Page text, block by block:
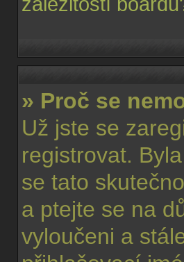
» Proč se
Už jste se
registrovat.
se tato
a ptejte se na
vyloučeni a